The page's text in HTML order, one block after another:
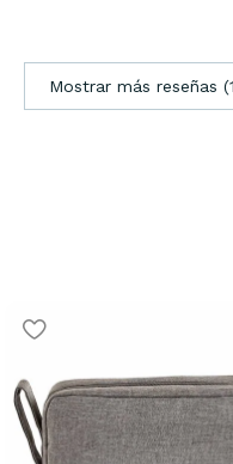
Mostrar más reseñas